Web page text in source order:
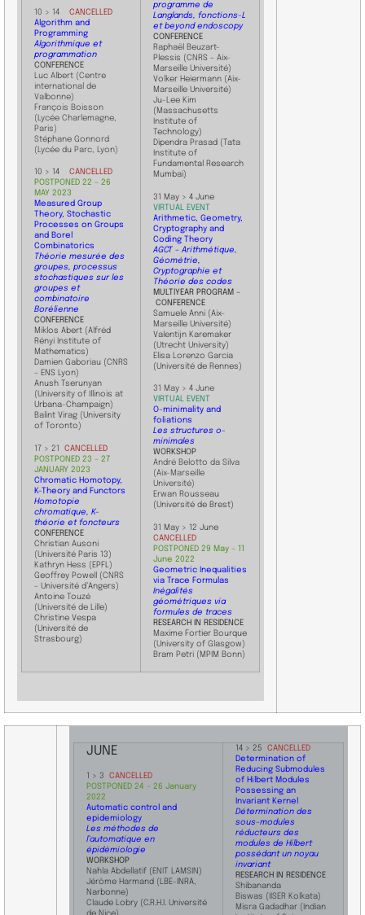
10 > 14 CANCELLED
Algorithm and
Programming
Algorithmique et
programmation
CONFERENCE
Luc Albert (Centre
international de
Valbonne)
François Boisson
(Lycée Charlemagne,
Paris)
Stéphane ​Gonnord
(Lycée du Parc, Lyon)
10 > 14 CANCELLED
POSTPONED 22 – 26
MAY 2023
Measured Group
Theory, Stochastic
Processes on Groups
and Borel
Combinatorics
Théorie mesurée des
groupes, processus
stochastiques sur les
groupes et
combinatoire
Borélienne
CONFERENCE
Miklos Abert (Alfréd
Rényi Institute of
Mathematics)
Damien Gaboriau (CNRS
– ENS Lyon)
Anush Tserunyan
(University of Illinois at
Urbana-Champaign)
Balint Virag (University
of Toronto)
17 > 21 CANCELLED
POSTPONED 23 – 27
JANUARY 2023
Chromatic Homotopy,
K-Theory and Functors
Homotopie
chromatique, K-
théorie et foncteurs
CONFERENCE
Christian Ausoni
(Université Paris 13)
Kathryn Hess (EPFL)
Geoffrey Powell (CNRS
– Université d’Angers)
Antoine Touzé
(Université de Lille)
Christine Vespa
(Université de
Strasbourg)
programme de
Langlands, fonctions-L
et beyond endoscopy
CONFERENCE
Raphaël Beuzart-
Plessis (CNRS – Aix-
Marseille Université)
Volker Heiermann (Aix-
Marseille Université)
Ju-Lee Kim
(Massachusetts
Institute of
Technology)
Dipendra Prasad (Tata
Institute of
Fundamental Research
Mumbai)
31 May > 4 June
VIRTUAL EVENT
Arithmetic, Geometry,
Cryptography and
Coding Theory
AGCT – Arithmétique,
Géométrie,
Cryptographie et
Théorie des codes
​MULTIYEAR PROGRAM –
CONFERENCE
Samuele Anni (Aix–
Marseille Université)
​Valentijn Karemaker
(Utrecht University)
Elisa Lorenzo García
(Université de Rennes)
​31 May > 4 June
VIRTUAL EVENT
O-minimality and
foliations
Les structures o-
minimales
WORKSHOP
André Belotto da Silva
(Aix-Marseille
Université)
Erwan Rousseau
(Université de Brest)
​31 May > 12 June
CANCELLED
POSTPONED 29 May – 11
June 2022
Geometric Inequalities
via Trace Formulas
Inégalités
géométriques via
formules de traces
RESEARCH IN RESIDENCE
Maxime Fortier Bourque
(University of Glasgow)
Bram Petri (MPIM Bonn)
JUNE
1 > 3 CANCELLED
POSTPONED 24 – 26 January
2022
Automatic control and
epidemiology
Les méthodes de
l’automatique en
épidémiologie
WORKSHOP
Nahla Abdellatif (ENIT LAMSIN)
Jérôme Harmand ( LBE-INRA,
Narbonne)
Claude Lobry (C.R.H.I. Université
de Nice)
14 > 25 CANCELLED
Determination of
Reducing Submodules
of Hilbert Modules
Possessing an
Invariant Kernel
Détermination des
sous-modules
réducteurs des
modules de Hilbert
possédant un noyau
invariant
RESEARCH IN RESIDENCE
Shibananda
Biswas (IISER Kolkata)
Misra Gadadhar (Indian